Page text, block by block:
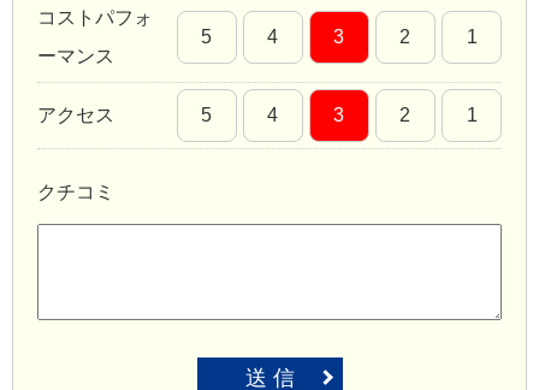
コストパフォ
ーマンス
5 4 3 2 1
アクセス 5 4 3 2 1
クチコミ
送 信